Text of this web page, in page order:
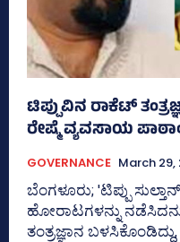
ಟಿಪ್ಪುವಿನ ರಾಕೆಟ್‌
ರೇಷ್ಮೆ ವ್ಯವಸಾಯ
GOVERNANCE March 29,
ಬೆಂಗಳೂರು; 'ಟಿಪ್ಪು
ಹೋರಾಟಗಳನ್ನು
ತಂತ್ರಜ್ಞಾನ